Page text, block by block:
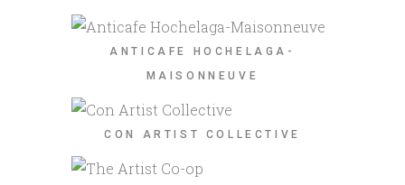
ANTICAFE HOCHELAGA-
MAISONNEUVE
CON ARTIST COLLECTIVE